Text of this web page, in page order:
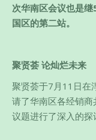
次华南区会议也是
国区的第二站。
聚贤荟 论灿烂未来
聚贤荟于7月11日在
请了华南区各经销
议题进行了深入的探